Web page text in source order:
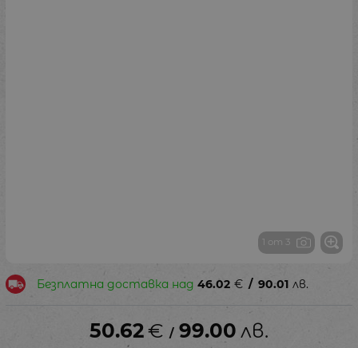
1 от 3
Безплатна доставка над 46.02 € / 90.01 лв.
50.62€ / 99.00 лв.